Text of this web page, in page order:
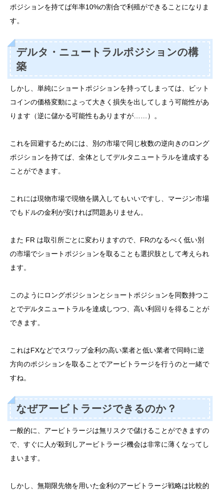
ポジションを持てば年率10%の割合で利殖ができることになりま
す。
デルタ・ニュートラルポジションの構
築
しかし、単純にショートポジションを持ってしまっては、ビット
コインの価格変動によって大きく損失を出してしまう可能性があ
ります（逆に儲かる可能性もありますが……）。
これを回避するためには、別の市場で同じ枚数の逆向きのロング
ポジションを持てば、全体としてデルタニュートラルを達成する
ことができます。
これには現物市場で現物を購入してもいいですし、マージン市場
でもドルの金利が安ければ問題ありません。
また FR は取引所ごとに変わりますので、FRのなるべく低い別
の市場でショートポジションを取ることも選択肢として考えられ
ます。
このようにロングポジションとショートポジションを同数持つこ
とでデルタニュートラルを達成しつつ、高い利回りを得ることが
できます。
これはFXなどでスワップ金利の高い業者と低い業者で同時に逆
方向のポジションを取ることでアービトラージを行うのと一緒で
すね。
なぜアービトラージできるのか？
一般的に、アービトラージは無リスクで儲けることができますの
で、すぐに人が殺到しアービトラージ機会は非常に薄くなってし
まいます。
しかし、無期限先物を用いた金利のアービトラージ戦略は比較的